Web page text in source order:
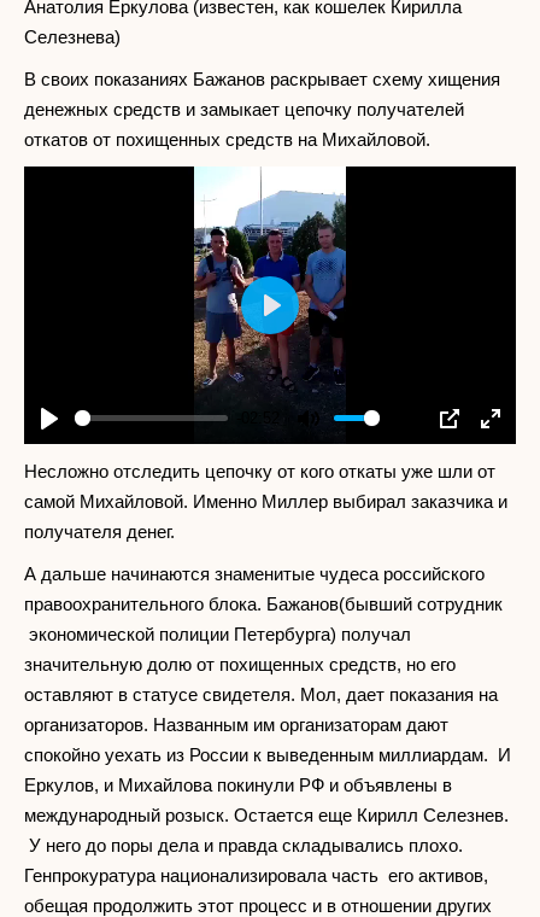
Анатолия Еркулова (известен, как кошелек Кирилла
Селезнева)
В своих показаниях Бажанов раскрывает схему хищения
денежных средств и замыкает цепочку получателей
откатов от похищенных средств на Михайловой.
Play
-02:52
Mute SettingsPIP
Enter
Play
Несложно отследить цепочку от кого откаты уже шли от
самой Михайловой. Именно Миллер выбирал заказчика и
получателя денег.
А дальше начинаются знаменитые чудеса российского
правоохранительного блока. Бажанов(бывший сотрудник
экономической полиции Петербурга) получал
значительную долю от похищенных средств, но его
оставляют в статусе свидетеля. Мол, дает показания на
организаторов. Названным им организаторам дают
спокойно уехать из России к выведенным миллиардам. И
Еркулов, и Михайлова покинули РФ и объявлены в
международный розыск. Остается еще Кирилл Селезнев.
У него до поры дела и правда складывались плохо.
Генпрокуратура национализировала часть его активов,
обещая продолжить этот процесс и в отношении других